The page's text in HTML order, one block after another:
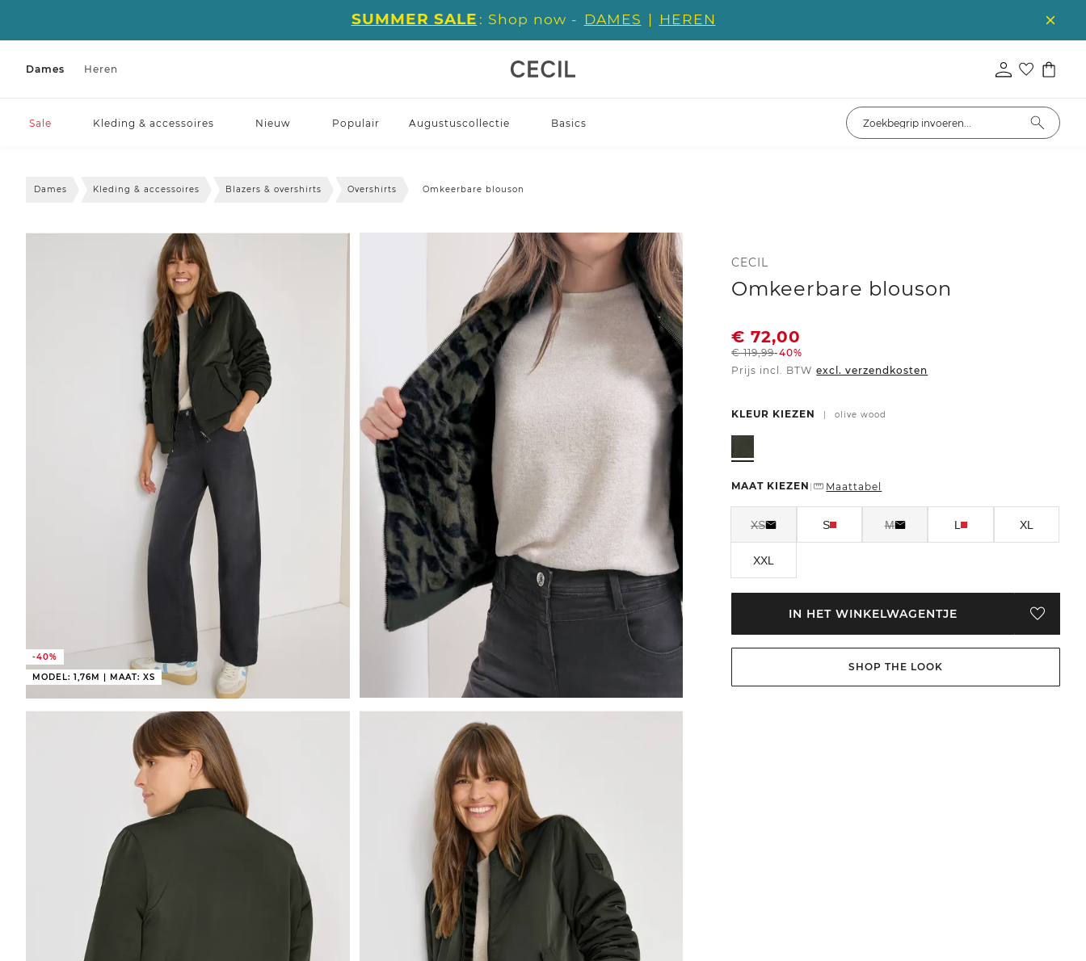
SUMMER SALE : Shop now - DAMES | HEREN
Dames Heren
Sale Kleding & accessoires Nieuw Populair Augustuscollectie Basics
Dames Kleding & accessoires Blazers & overshirts Overshirts Omkeerbare blouson
-40%
MODEL: 1,76M | MAAT: XS
CECIL
Omkeerbare blouson
€ 72,00
€119,99-40%
Prijs incl. BTW excl. verzendkosten
KLEUR KIEZEN | olive wood
MAAT KIEZEN | Maattabel
XS S M L XL
XXL
IN HET WINKELWAGENTJE
SHOP THE LOOK